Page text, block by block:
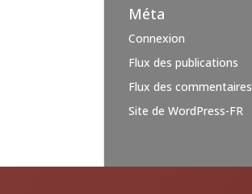
Méta
Connexion
Flux des publications
Flux des commentaires
Site de WordPress-FR